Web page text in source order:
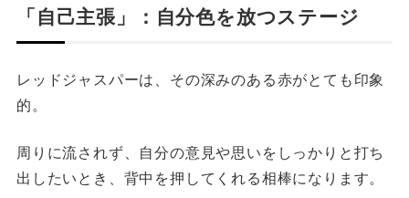
「自己主張」：自分色を放つステージ
レッドジャスパーは、その深みのある赤がとても印象
的。
周りに流されず、自分の意見や思いをしっかりと打ち
出したいとき、背中を押してくれる相棒になります。